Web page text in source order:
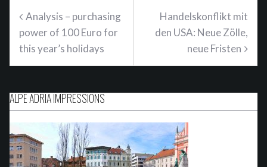
Beitragsnavigation
Analysis – purchasing
power of 100 Euro for
this year’s holidays
Handelskonflikt mit
den USA: Neue Zölle,
neue Fristen
ALPE ADRIA IMPRESSIONS